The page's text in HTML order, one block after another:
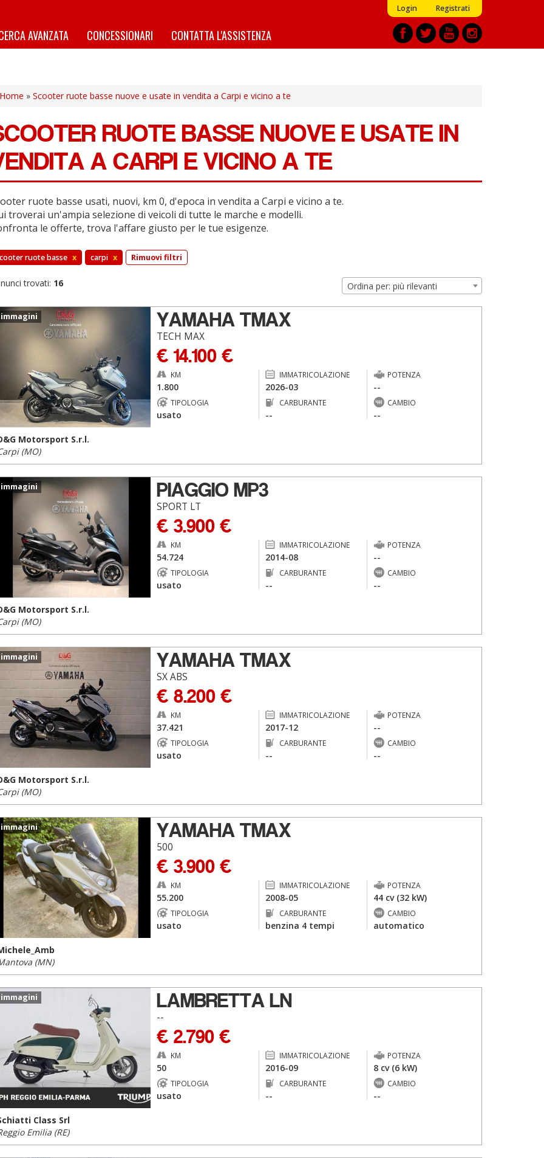
Login Registrati
AVANZATA CONCESSIONARI CONTATTA L'ASSISTENZA
Home » Scooter ruote basse nuove e usate in vendita a Carpi e vicino a te
RUOTE BASSE NUOVE E USATE IN
A CARPI E VICINO A TE
ruote basse usati, nuovi, km 0, d'epoca in vendita a Carpi e vicino a te.
troverai un'ampia selezione di veicoli di tutte le marche e modelli.
le offerte, trova l'affare giusto per le tue esigenze.
ruote basse x carpi x Rimuovi filtri
trovati: 16 Ordina per: più rilevanti
immagini YAMAHA TMAX
TECH MAX
€ 14.100 €
KM
1.800
IMMATRICOLAZIONE
2026-03
POTENZA
--
TIPOLOGIA
usato
CARBURANTE
--
CAMBIO
--
Motorsport S.r.l.
(MO)
immagini PIAGGIO MP3
SPORT LT
€ 3.900 €
KM
54.724
IMMATRICOLAZIONE
2014-08
POTENZA
--
TIPOLOGIA
usato
CARBURANTE
--
CAMBIO
--
Motorsport S.r.l.
(MO)
immagini YAMAHA TMAX
SX ABS
€ 8.200 €
KM
37.421
IMMATRICOLAZIONE
2017-12
POTENZA
--
TIPOLOGIA
usato
CARBURANTE
--
CAMBIO
--
Motorsport S.r.l.
(MO)
immagini YAMAHA TMAX
500
€ 3.900 €
KM
55.200
IMMATRICOLAZIONE
2008-05
POTENZA
44 cv (32 kW)
TIPOLOGIA
usato
CARBURANTE
benzina 4 tempi
CAMBIO
automatico
(MN)
immagini LAMBRETTA LN
--
€ 2.790 €
KM
50
IMMATRICOLAZIONE
2016-09
POTENZA
8 cv (6 kW)
TIPOLOGIA
usato
CARBURANTE
--
CAMBIO
--
Class Srl
Emilia (RE)